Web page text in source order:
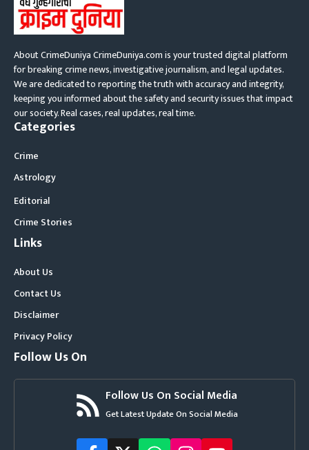
About CrimeDuniya CrimeDuniya.com is your trusted digital platform
for breaking crime news, investigative journalism, and legal updates.
We are dedicated to reporting the truth with accuracy and integrity,
keeping you informed about the safety and security issues that impact
our society. Real cases, real updates, real time.
Categories
Crime
Astrology
Editorial
Crime Stories
Links
About Us
Contact Us
Disclaimer
Privacy Policy
Follow Us On
Follow Us On Social Media
Get Latest Update On Social Media